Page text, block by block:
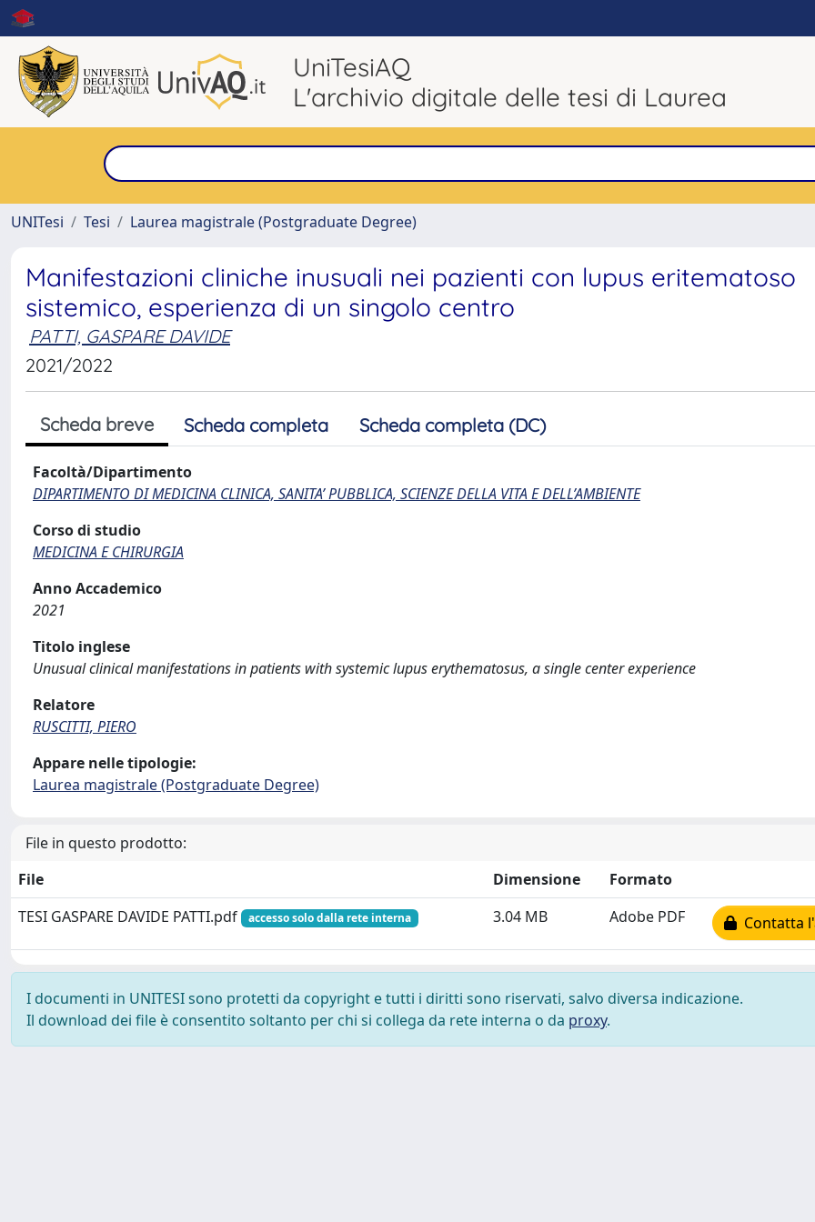
UniTesiAQ
L'archivio digitale delle tesi di Laurea
UNITesi
Tesi Laurea magistrale (Postgraduate Degree)
Manifestazioni cliniche inusuali nei pazienti con lupus eritematoso
sistemico, esperienza di un singolo centro
PATTI, GASPARE DAVIDE
2021/2022
Scheda breve Scheda completa Scheda completa (DC)
Facoltà/Dipartimento
DIPARTIMENTO DI MEDICINA CLINICA, SANITA’ PUBBLICA, SCIENZE DELLA VITA E DELL’AMBIENTE
Corso di studio
MEDICINA E CHIRURGIA
Anno Accademico
2021
Titolo inglese
Unusual clinical manifestations in patients with systemic lupus erythematosus, a single center experience
Relatore
RUSCITTI, PIERO
Appare nelle tipologie:
Laurea magistrale (Postgraduate Degree)
File in questo prodotto:
File
Dimensione
Formato
TESI GASPARE DAVIDE PATTI.pdf
accesso solo dalla rete interna 3.04 MB Adobe PDF Contatta
I documenti in UNITESI sono protetti da copyright e tutti i diritti sono riservati, salvo diversa indicazione.
Il download dei file è consentito soltanto per chi si collega da rete interna o da proxy.